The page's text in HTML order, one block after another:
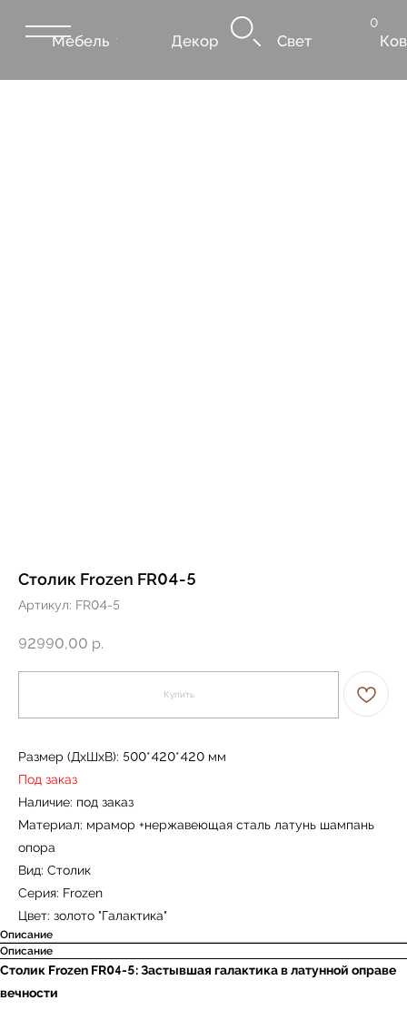
Мебель
Столик Frozen FR04-5
Артикул: FR04-5
92990,00 р.
Купить
Размер (ДxШxВ): 500*420*420 мм
Под заказ
Наличие: под заказ
Материал: мрамор +нержавеющая сталь латунь шампань
опора
Вид: Столик
Серия: Frozen
Цвет: золото "Галактика"
Описание
Описание
Столик Frozen FR04-5: Застывшая галактика в латунной оправе
вечности